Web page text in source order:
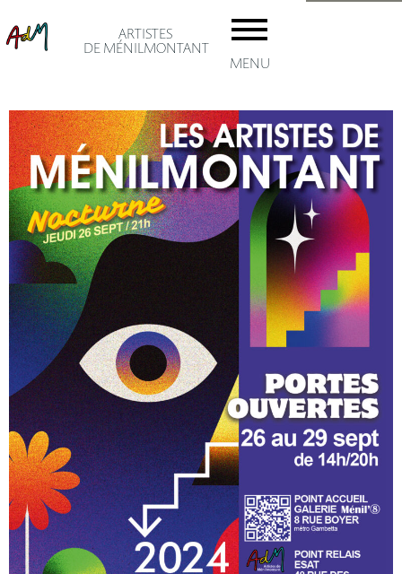
ARTISTES
DE MÉNILMONTANT
MENU
accueil
Les ADM
Adhésion
artistes
ménil8
Modèles
vivants
presse